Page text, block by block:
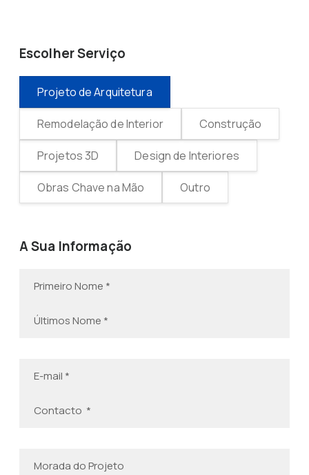
Escolher Serviço
Projeto de Arquitetura
Remodelação de Interior Construção
Projetos 3D Design de Interiores
Obras Chave na Mão Outro
A Sua Informação